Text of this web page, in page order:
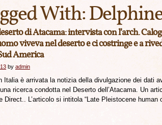
With:
di Atacama: intervista con l’arch.
viveva nel deserto e ci costringe e a
America
by admin
Italia è arrivata la notizia della divulgazione dei dati
ricerca condotta nel Deserto dell’Atacama. Un
Direct.. L’articolo si intitola “Late Pleistocene